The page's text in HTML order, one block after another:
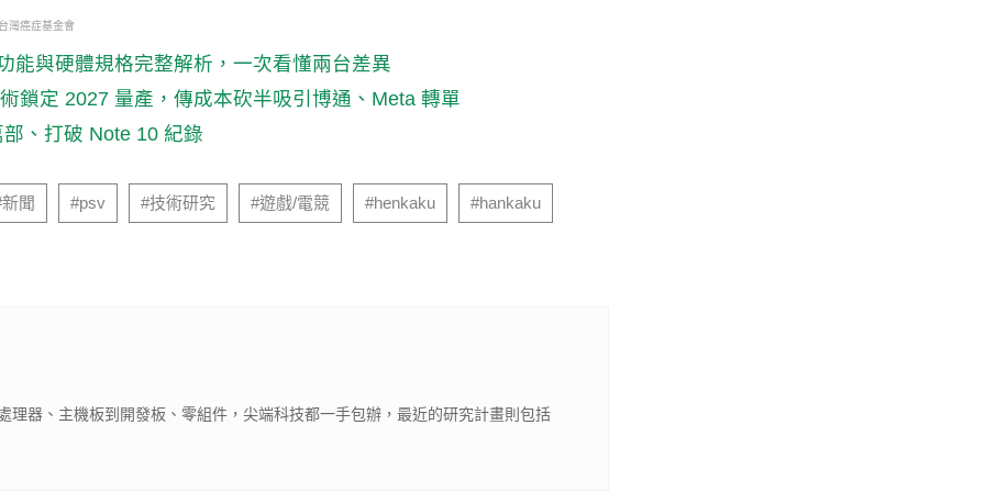
灣癌症基金會
能與硬體規格完整解析，一次看懂兩台差異
鎖定 2027 量產，傳成本砍半吸引博通、Meta 轉單
、打破 Note 10 紀錄
聞 #psv #技術研究 #遊戲/電競 #henkaku #hankaku
理器、主機板到開發板、零組件，尖端科技都一手包辦，最近的研究計畫則包括